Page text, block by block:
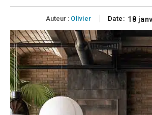
Auteur : Olivier Date: 18